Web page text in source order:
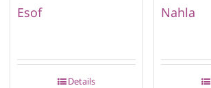
Esof
Details
Nahla